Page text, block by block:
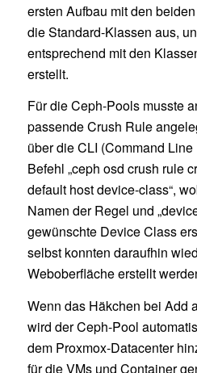
ersten Aufbau mit den
die Standard-Klassen aus,
entsprechend mit den
erstellt.
Für die Ceph-Pools musste
passende Crush Rule
über die CLI (Command
Befehl „ceph osd crush rule
default host device-class“,
Namen der Regel und
gewünschte Device Class
selbst konnten daraufhin
Weboberfläche erstellt
Wenn das Häkchen bei Add
wird der Ceph-Pool
dem Proxmox-Datacenter
für die VMs und Container